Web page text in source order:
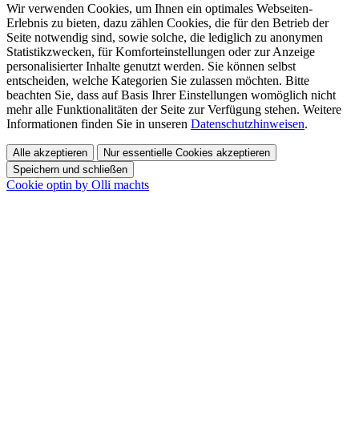
Wir verwenden Cookies, um Ihnen ein optimales Webseiten-
Erlebnis zu bieten, dazu zählen Cookies, die für den Betrieb der
Seite notwendig sind, sowie solche, die lediglich zu anonymen
Statistikzwecken, für Komforteinstellungen oder zur Anzeige
personalisierter Inhalte genutzt werden. Sie können selbst
entscheiden, welche Kategorien Sie zulassen möchten. Bitte
beachten Sie, dass auf Basis Ihrer Einstellungen womöglich nicht
mehr alle Funktionalitäten der Seite zur Verfügung stehen. Weitere
Informationen finden Sie in unseren Datenschutzhinweisen.
Alle akzeptieren
Nur essentielle Cookies akzeptieren
Speichern und schließen
Cookie optin by Olli machts